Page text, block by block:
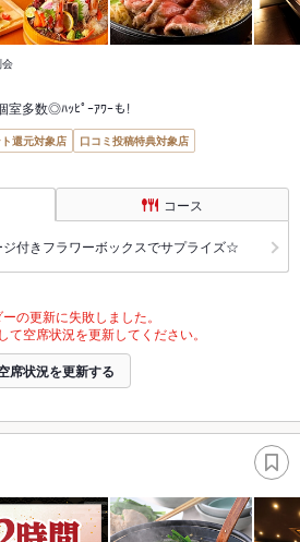
室多数◎ﾊｯﾋﾟｰｱﾜｰも!
還元対象店
口コミ投稿特典対象店
コース
付きフラワーボックスでサプライズ☆
の更新に失敗しました。
て空席状況を更新してください。
席状況を更新する